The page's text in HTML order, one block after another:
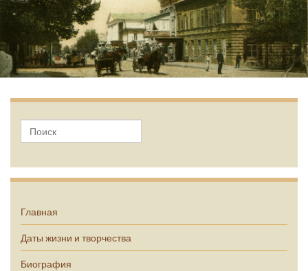
Главная
Даты жизни и творчества
Биография